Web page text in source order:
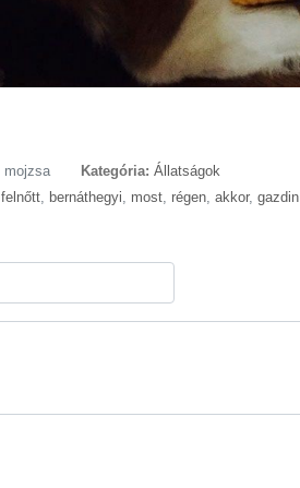
mojzsa Kategória: Állatságok
felnőtt, bernáthegyi, most, régen, akkor, gazdin